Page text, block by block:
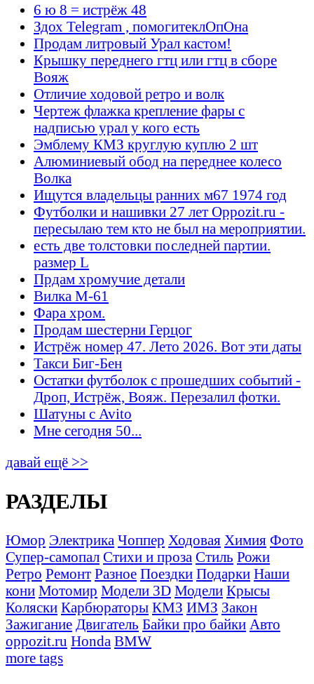
6 ю 8 = истрёж 48
Здох Telegram , помогитеклОпОна
Продам литровый Урал кастом!
Крышку переднего гтц или гтц в сборе
Вояж
Отличие ходовой ретро и волк
Чертеж флажка крепление фары с
надписью урал у кого есть
Эмблему КМЗ круглую куплю 2 шт
Алюминиевый обод на переднее колесо
Волка
Ищутся владельцы ранних м67 1974 год
Футболки и нашивки 27 лет Oppozit.ru -
пересылаю тем кто не был на мероприятии.
есть две толстовки последней партии.
размер L
Прдам хромучие детали
Вилка М-61
Фара хром.
Продам шестерни Герцог
Истрёж номер 47. Лето 2026. Вот эти даты
Такси Биг-Бен
Остатки футболок с прошедших событий -
Дроп, Истрёж, Вояж. Перезалил фотки.
Шатуны с Avito
Мне сегодня 50...
давай ещё >>
РАЗДЕЛЫ
Юмор Электрика Чоппер Ходовая Химия Фото
Супер-самопал Стихи и проза Стиль Рожи
Ретро Ремонт Разное Поездки Подарки Наши
кони Мотомир Модели 3D Модели Крысы
Коляски Карбюраторы КМЗ ИМЗ Закон
Зажигание Двигатель Байки про байки Авто
oppozit.ru Honda BMW
more tags